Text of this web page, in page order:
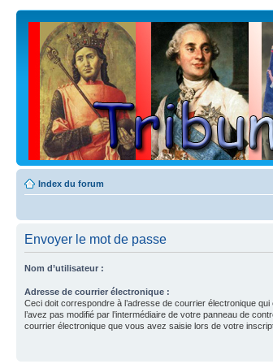
Index du forum
Envoyer le mot de passe
Nom d’utilisateur :
Adresse de courrier électronique :
Ceci doit correspondre à l’adresse de courrier électronique
l’avez pas modifié par l’intermédiaire de votre panneau de
courrier électronique que vous avez saisie lors de votre